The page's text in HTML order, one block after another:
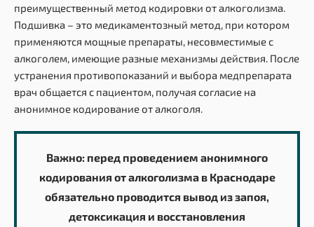
преимущественный метод кодировки от алкоголизма.
Подшивка – это медикаментозный метод, при котором
применяются мощные препараты, несовместимые с
алкоголем, имеющие разные механизмы действия. После
устранения противопоказаний и выбора медпрепарата
врач общается с пациентом, получая согласие на
анонимное кодирование от алкоголя.
Важно: перед проведением анонимного
кодирования от алкоголизма в Краснодаре
обязательно проводится вывод из запоя,
детоксикация и восстановления